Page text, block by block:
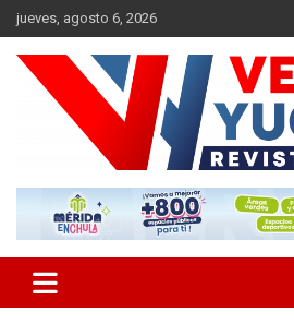
Saltar
al
contenido
jueves, agosto 6, 2026
Vector Yucatán